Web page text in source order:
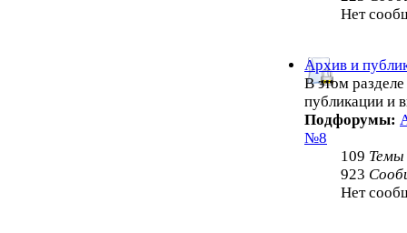
Нет
Архив и
В этом
публикации и
Подфорумы:
№8
109 Темы
923
Нет